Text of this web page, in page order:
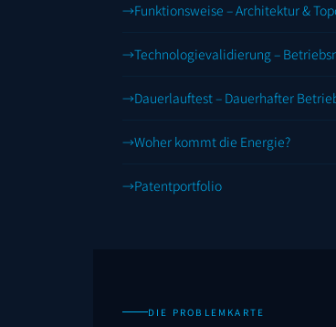
Funktionsweise – Architektur &
Technologievalidierung –
Dauerlauftest – Dauerhafter
Woher kommt die Energie?
Patentportfolio
DIE PROBLEMKARTE